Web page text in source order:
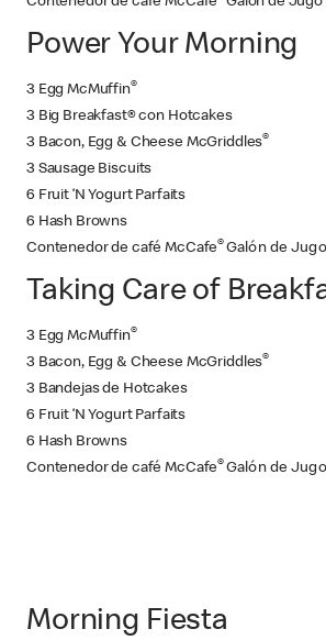
Power Your Morning
3 Egg McMuffin®
3 Big Breakfast® con Hotcakes
3 Bacon, Egg & Cheese McGriddles®
3 Sausage Biscuits
6 Fruit ‘N Yogurt Parfaits
6 Hash Browns
Contenedor de café McCafe® Galón de
Taking Care of
3 Egg McMuffin®
3 Bacon, Egg & Cheese McGriddles®
3 Bandejas de Hotcakes
6 Fruit ‘N Yogurt Parfaits
6 Hash Browns
Contenedor de café McCafe® Galón de
Morning Fiesta